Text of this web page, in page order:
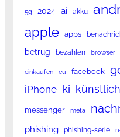
5g 2024 ai akku
apple apps
betrug bezahlen browser
einkaufen eu facebook
iPhone ki
messenger meta
phishing phishing-serie